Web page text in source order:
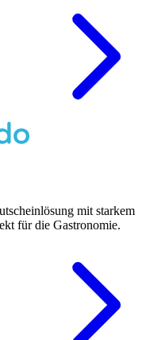
mit starkem
für die Gastronomie.